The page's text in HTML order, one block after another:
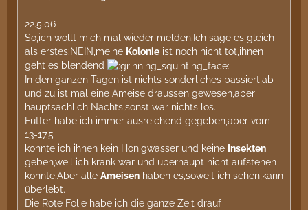
22.5.06
So,ich wollt mich mal wieder melden.Ich sage es gleich
als erstes:NEIN,meine Kolonie ist noch nicht tot,ihnen
geht es blendend
In den ganzen Tagen ist nichts sonderliches passiert,ab
und zu ist mal eine Ameise draussen gewesen,aber
hauptsächlich Nachts,sonst war nichts los.
Futter habe ich immer ausreichend gegeben,aber vom
13-17.5
konnte ich ihnen kein Honigwasser und keine Insekten
geben,weil ich krank war und überhaupt nicht aufstehen
konnte.Aber alle Ameisen haben es,soweit ich sehen,kann
überlebt.
Die Rote Folie habe ich die ganze Zeit drauf